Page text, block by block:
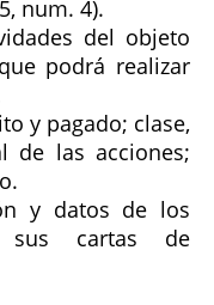
num. 4).
del objeto
podrá realizar
y pagado; clase,
de las acciones;
y datos de los
sus cartas de